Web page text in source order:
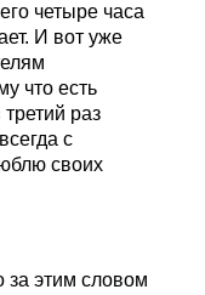
четыре часа
И вот уже
что есть
раз
с
своих
этим словом